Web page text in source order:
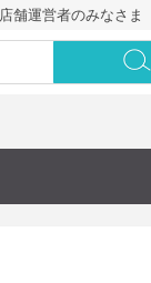
店舗運営者のみなさま